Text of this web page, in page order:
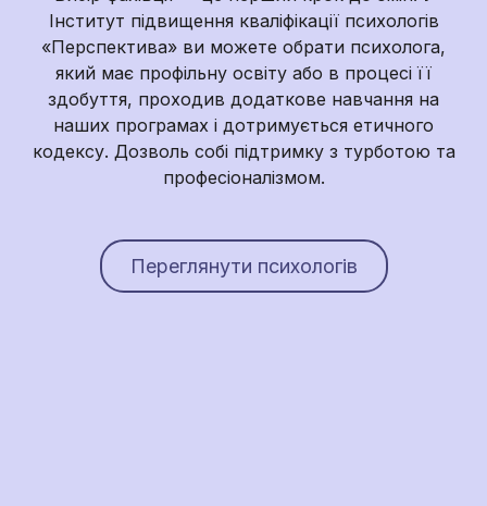
Інститут підвищення кваліфікації психологів
«Перспектива» ви можете обрати психолога,
який має профільну освіту або в процесі її
здобуття, проходив додаткове навчання на
наших програмах і дотримується етичного
кодексу. Дозволь собі підтримку з турботою та
професіоналізмом.
Переглянути психологів